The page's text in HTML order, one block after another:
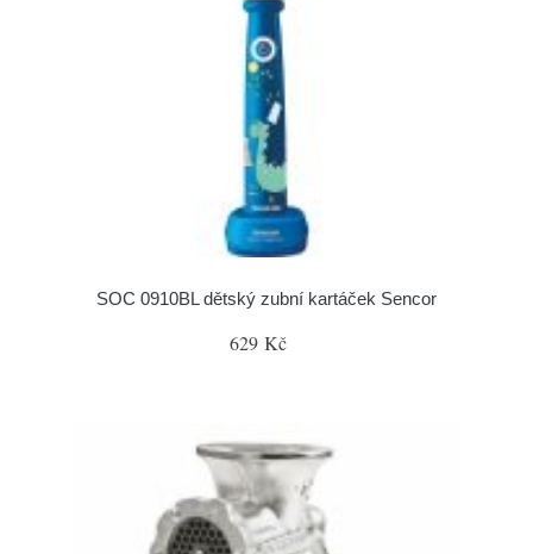
SOC 0910BL dětský zubní kartáček Sencor
629 Kč